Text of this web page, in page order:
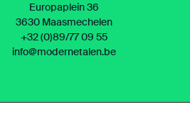
Europaplein 36
3630 Maasmechelen
+32 (0)89/77 09 55
info@modernetalen.be